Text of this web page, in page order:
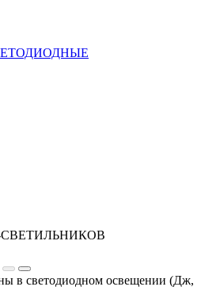
в светодиодном освещении (Дж,